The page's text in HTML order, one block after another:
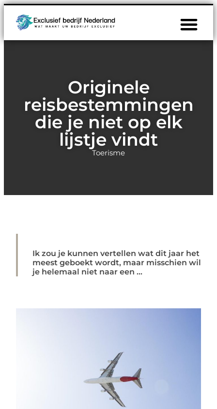
Originele
reisbestemmingen
die je niet op elk
lijstje vindt
Toerisme
Ik zou je kunnen vertellen wat dit jaar het
meest geboekt wordt, maar misschien wil
je helemaal niet naar een ...